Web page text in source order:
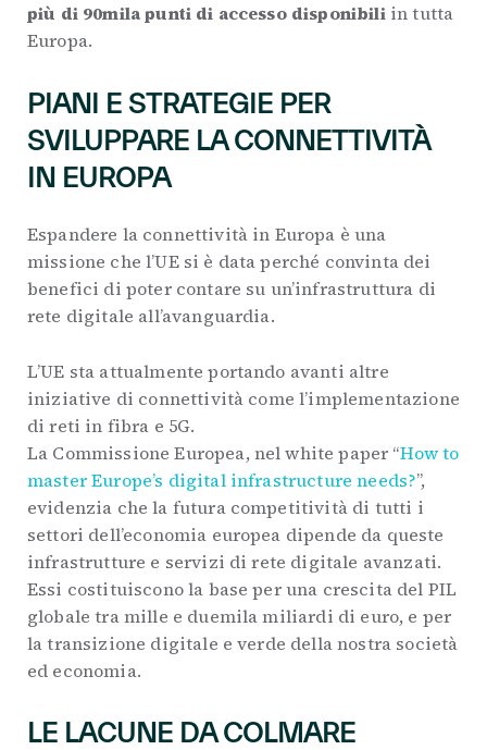
più di 90mila punti di accesso disponibiliin tutta
Europa.
PIANI E STRATEGIE PER
SVILUPPARE LA CONNETTIVITÀ
IN EUROPA
Espandere la connettività in Europa è una
missione che l’UE si è data perché convinta dei
benefici di poter contare su un’infrastruttura di
rete digitale all’avanguardia.
L’UE sta attualmente portando avanti altre
iniziative di connettività come l’implementazione
di reti in fibra e 5G.
La Commissione Europea, nel white paper “How to
master Europe’s digital infrastructure needs?”,
evidenzia che la futura competitività di tutti i
settori dell’economia europea dipende da queste
infrastrutture e servizi di rete digitale avanzati.
Essi costituiscono la base per una crescita del PIL
globale tra mille e duemila miliardi di euro, e per
la transizione digitale e verde della nostra società
ed economia.
LE LACUNE DA COLMARE